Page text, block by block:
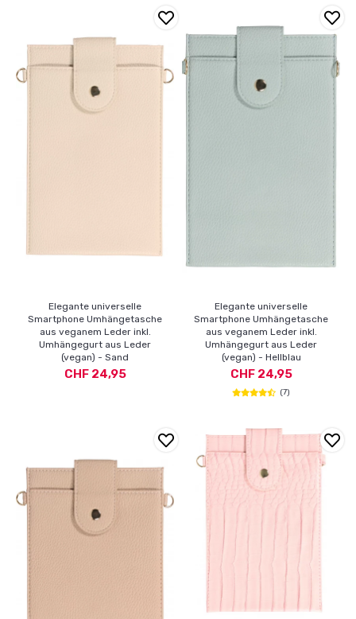
Elegante universelle
Smartphone Umhängetasche
aus veganem Leder inkl.
Umhängegurt aus Leder
(vegan) - Sand
CHF 24,95
Elegante universelle
Smartphone Umhängetasche
aus veganem Leder inkl.
Umhängegurt aus Leder
(vegan) - Hellblau
CHF 24,95
(7)